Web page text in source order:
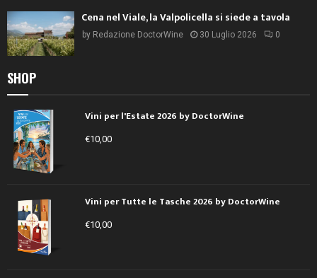
Cena nel Viale, la Valpolicella si siede a tavola
by Redazione DoctorWine 30 Luglio 2026 0
SHOP
Vini per l'Estate 2026 by DoctorWine
€10,00
Vini per Tutte le Tasche 2026 by DoctorWine
€10,00